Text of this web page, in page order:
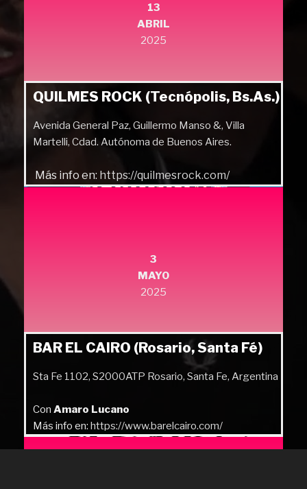
13
ABRIL
2025
QUILMES ROCK (Tecnópolis, Bs.As.)
Avenida General Paz, Guillermo Manso &, Villa
Martelli, Cdad. Autónoma de Buenos Aires.
Más info en: https://quilmesrock.com/
3
MAYO
2025
BAR EL CAIRO (Rosario, Santa Fé)
Sta Fe 1102, S2000ATP Rosario, Santa Fe, Argentina
Con Amaro Lucano
Más info en: https://www.barelcairo.com/